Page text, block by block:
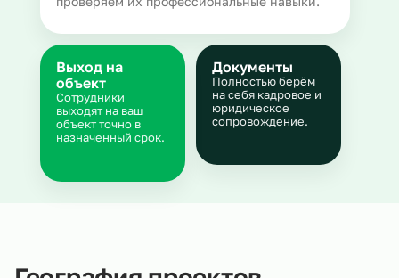
Документы
Полностью берём
на себя кадровое и
юридическое
сопровождение.
Выход на
объект
Сотрудники
выходят на ваш
объект точно в
назначенный срок.